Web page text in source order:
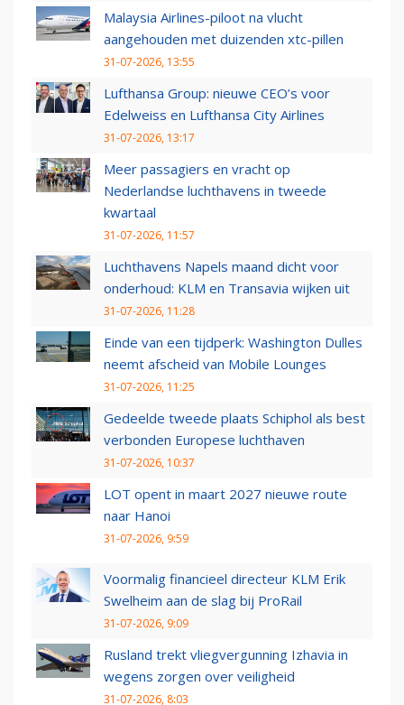
Malaysia Airlines-piloot na vlucht
aangehouden met duizenden xtc-pillen
31-07-2026, 13:55
Lufthansa Group: nieuwe CEO’s voor
Edelweiss en Lufthansa City Airlines
31-07-2026, 13:17
Meer passagiers en vracht op
Nederlandse luchthavens in tweede
kwartaal
31-07-2026, 11:57
Luchthavens Napels maand dicht voor
onderhoud: KLM en Transavia wijken uit
31-07-2026, 11:28
Einde van een tijdperk: Washington Dulles
neemt afscheid van Mobile Lounges
31-07-2026, 11:25
Gedeelde tweede plaats Schiphol als best
verbonden Europese luchthaven
31-07-2026, 10:37
LOT opent in maart 2027 nieuwe route
naar Hanoi
31-07-2026, 9:59
Voormalig financieel directeur KLM Erik
Swelheim aan de slag bij ProRail
31-07-2026, 9:09
Rusland trekt vliegvergunning Izhavia in
wegens zorgen over veiligheid
31-07-2026, 8:03